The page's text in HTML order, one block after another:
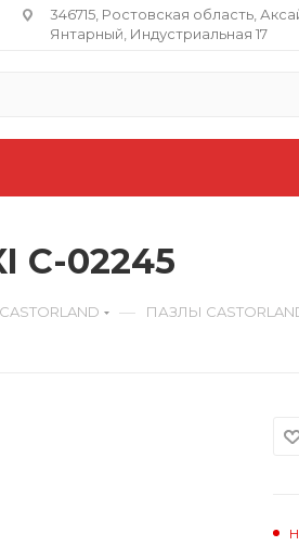
346715, Ростовская область​,
Янтарный, Индустриальная 17
C-02245
— ПАЗЛЫ